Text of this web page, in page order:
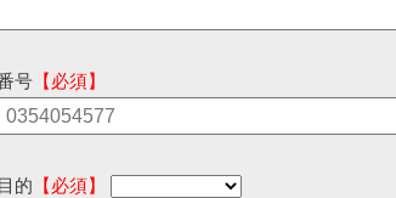
号 【必須】
的 【必須】